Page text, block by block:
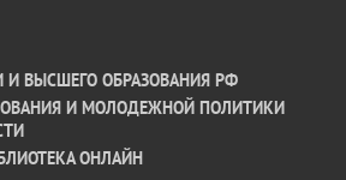
И ВЫСШЕГО ОБРАЗОВАНИЯ РФ
И МОЛОДЕЖНОЙ ПОЛИТИКИ
ОНЛАЙН